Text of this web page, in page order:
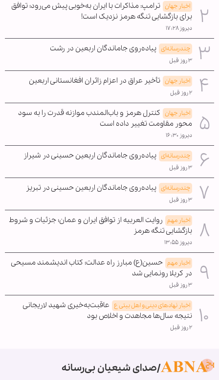
اخبار جهان ترامپ: مذاکرات با ایران به‌خوبی پیش می‌رود؛ توافق
برای بازگشایی تنگه هرمز نزدیک است!
دیروز ۱۷:۲۸
چندرسانه‌ای پیاده‌روی جاماندگان اربعین در رشت
۳ روز قبل
اخبار جهان تأخیر عراق در اعزام زائران افغانستانی اربعین
۲ روز قبل
اخبار جهان کنترل هرمز و باب‌المندب موازنه قدرت را به سود
محور مقاومت تغییر داده است
دیروز ۱۶:۳۰
چندرسانه‌ای پیاده‌روی جاماندگان اربعین حسینی در شیراز
۳ روز قبل
چندرسانه‌ای پیاده‌روی جاماندگان اربعین حسینی در تبریز
۳ روز قبل
اخبار مهم روایت العربیه از توافق ایران و عمان؛ جزئیات و شروط
بازگشایی تنگه هرمز
دیروز ۱۳:۵۵
اخبار مهم حسین(ع) مبارز راه عدالت؛ کتاب اندیشمند مسیحی
در کربلا رونمایی شد
۳ روز قبل
اخبار نهادهای دینی و اهل بیتی ع عاقبت‌به‌خیری شهید لاریجانی
نتیجه سال‌ها مجاهدت و اخلاص بود
۲ روز قبل
صدای شیعیان بی‌رسانه